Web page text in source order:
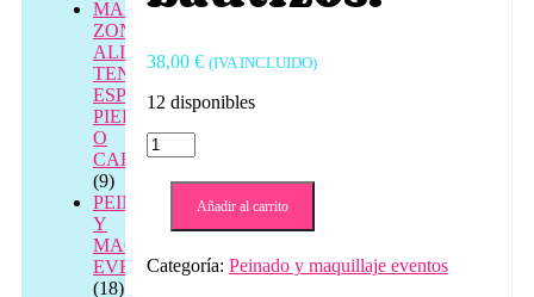
38,00 € (IVA INCLUIDO)
12 disponibles
maquillaje
eventos
madrina,
graduaciones,
Añadir al carrito
Categoría: Peinado y maquillaje eventos
MASAJE
ZONAL
ALIVIO
TENSIÓN
ESPALDA,
PIERNAS
O
CABEZA
(9)
PEINADO
Y
MAQUILLAJE
EVENTOS
(18)